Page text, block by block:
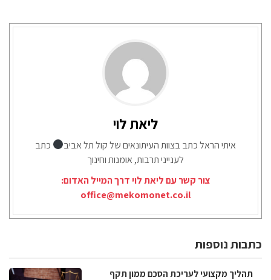
ליאת לוי
איתי הראל כתב בצוות העיתונאים של קול תל אביב
כתב
לענייני תרבות, אומנות וחינוך
צור קשר עם ליאת לוי דרך המייל האדום:
office@mekomonet.co.il
כתבות נוספות
תהליך מקצועי לעריכת הסכם ממון תקף